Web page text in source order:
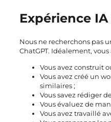
Expérience
Nous ne recherchons pas
ChatGPT. Idéalement,
Vous avez construit
Vous avez créé un
similaires ;
Vous savez rédiger
Vous évaluez de
Vous avez travaillé